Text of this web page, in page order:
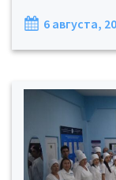
6 августа,